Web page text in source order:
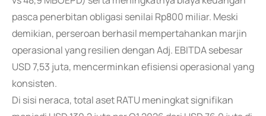
pasca penerbitan obligasi senilai Rp800 miliar. Meski
demikian, perseroan berhasil mempertahankan marjin
operasional yang resilien dengan Adj. EBITDA sebesar
USD 7,53 juta, mencerminkan efisiensi operasional yang
konsisten.
Di sisi neraca, total aset RATU meningkat signifikan